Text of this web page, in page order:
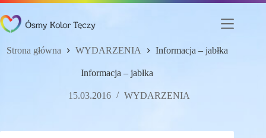
do
treści
Strona główna WYDARZENIA Informacja – jabłka
Informacja – jabłka
15.03.2016 WYDARZENIA